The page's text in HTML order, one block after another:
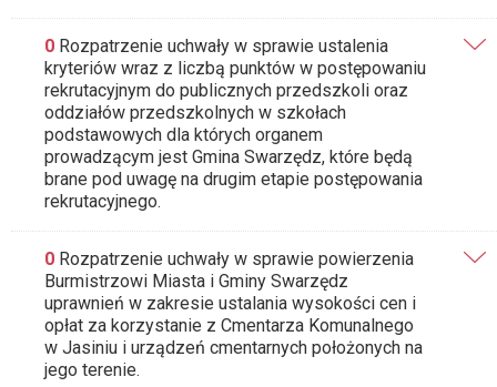
0 Rozpatrzenie uchwały w sprawie ustalenia
kryteriów wraz z liczbą punktów w postępowaniu
rekrutacyjnym do publicznych przedszkoli oraz
oddziałów przedszkolnych w szkołach
podstawowych dla których organem
prowadzącym jest Gmina Swarzędz, które będą
brane pod uwagę na drugim etapie postępowania
rekrutacyjnego.
0 Rozpatrzenie uchwały w sprawie powierzenia
Burmistrzowi Miasta i Gminy Swarzędz
uprawnień w zakresie ustalania wysokości cen i
opłat za korzystanie z Cmentarza Komunalnego
w Jasiniu i urządzeń cmentarnych położonych na
jego terenie.